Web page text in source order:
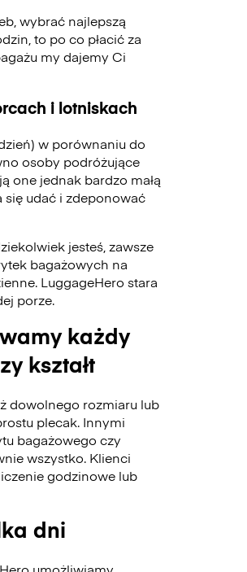
wybrać najlepszą
to po co płacić za
my dajemy Ci
i lotniskach
w porównaniu do
osoby podróżujące
one jednak bardzo małą
się udać i zdeponować
jesteś, zawsze
bagażowych na
LuggageHero stara
porze.
każdy
kształt
dowolnego rozmiaru lub
plecak. Innymi
bagażowego czy
wszystko. Klienci
godzinowe lub
dni